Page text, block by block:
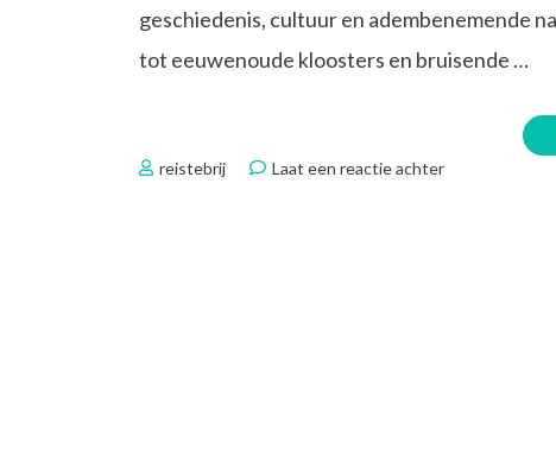
geschiedenis, cultuur en adembenemende
tot eeuwenoude kloosters en bruisende …
reistebrij Laat een reactie achterop